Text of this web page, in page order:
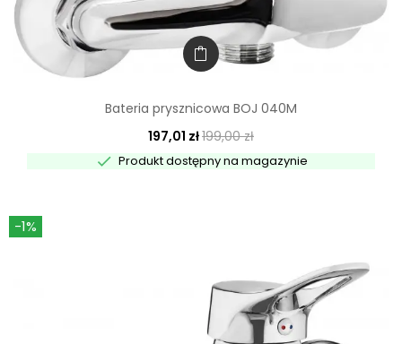
Bateria prysznicowa BOJ 040M
197,01 zł199,00 zł
 Produkt dostępny na magazynie
-1%